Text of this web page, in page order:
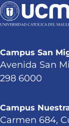
Campus San
Avenida San
298 6000
Campus
Carmen 684,